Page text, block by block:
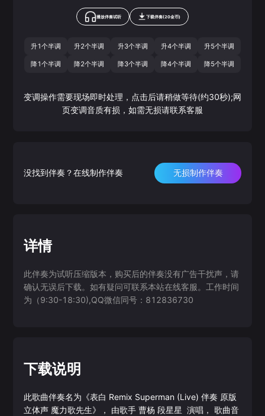
播放伴奏试听 下载伴奏(20金币)
升1个半调 升2个半调 升3个半调 升4个半调 升5个半调
降1个半调 降2个半调 降3个半调 降4个半调 降5个半调
变调操作需要现场即时处理，点击后请稍做等待(约30秒);网
页变调音质有损，如需无损请联系客服
没找到伴奏？在线制作伴奏 无损制作伴奏
详情
此伴奏为试听压缩版本，购买后的伴奏没有广告干扰声，请
确认无误后下载。如有疑问可联系本站在线客服。工作时间
为（9:30-18:30),QQ微信同号：812836730
下载说明
此歌曲伴奏名为《表白 Remix Superman (Live) 伴奏 原版
立体声 魔力歌先生》， 由歌手 曹杨 段星星 演唱， 歌曲音